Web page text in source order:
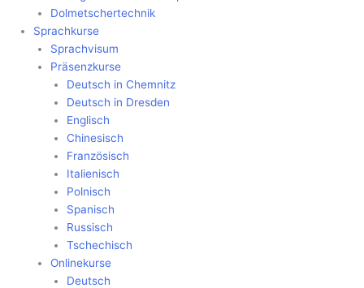
Dolmetschertechnik
Sprachkurse
Sprachvisum
Präsenzkurse
Deutsch in Chemnitz
Deutsch in Dresden
Englisch
Chinesisch
Französisch
Italienisch
Polnisch
Spanisch
Russisch
Tschechisch
Onlinekurse
Deutsch